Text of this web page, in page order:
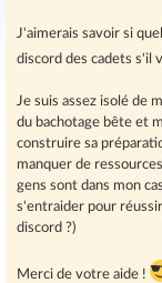
J'aimerais savoir si
discord des cadets s'il
Je suis assez isolé de
du bachotage bête et
construire sa
manquer de
gens sont dans mon
s'entraider pour
discord ?)
Merci de votre aide !